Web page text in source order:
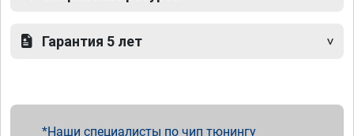
Гарантия 5 лет
Наши специалисты по чип тюнингу